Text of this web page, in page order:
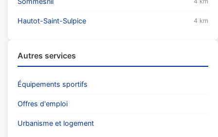
Hautot-Saint-Sulpice 4 km
Autres services
Équipements sportifs
Offres d'emploi
Urbanisme et logement